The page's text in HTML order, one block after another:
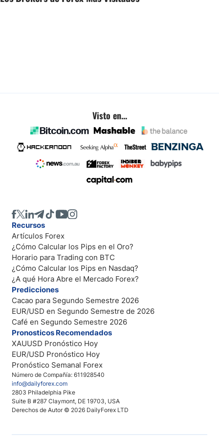
Visto en...
Número de Compañía: 611928540
info@dailyforex.com
2803 Philadelphia Pike
Suite B #287 Claymont, DE 19703, USA
Derechos de Autor © 2026 DailyForex LTD
Recursos
Artículos Forex
¿Cómo Calcular los Pips en el Oro?
Horario para Trading con BTC
¿Cómo Calcular los Pips en Nasdaq?
¿A qué Hora Abre el Mercado Forex?
Predicciones
Cacao para Segundo Semestre 2026
EUR/USD en Segundo Semestre de 2026
Café en Segundo Semestre 2026
Pronosticos Recomendados
XAUUSD Pronóstico Hoy
EUR/USD Pronóstico Hoy
Pronóstico Semanal Forex